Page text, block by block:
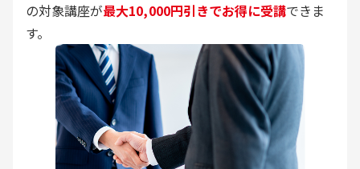
の対象講座が最大10,000円引きでお得に受講できま
す。